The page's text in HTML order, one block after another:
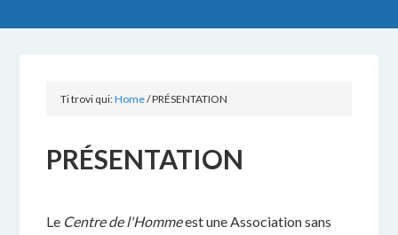
Ti trovi qui:Home/PRÉSENTATION
PRÉSENTATION
Le Centre de l'Hommeest une Association sans